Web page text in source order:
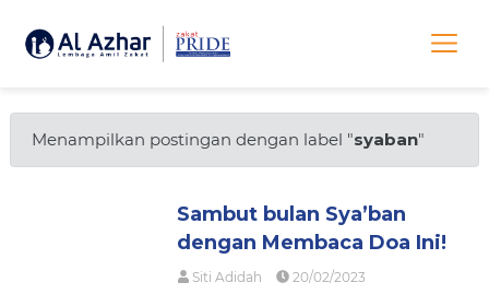
Menampilkan postingan dengan label "syaban"
Sambut bulan Sya’ban
dengan Membaca Doa Ini!
Siti Adidah 20/02/2023